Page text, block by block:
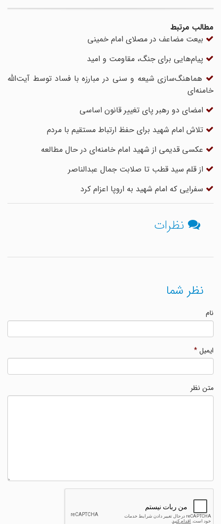
مطالب مرتبط
بیعت مضاعف در مصلای امام خمینی
پیام‌هایی برای جنگ، مقاومت و امید
هماهنگ‌سازی شیعه و سنی در مبارزه با فساد توسط آیت‌الله
خامنه‌ای
امضای دو رهبر پای تغییر قانون اساسی
تلاش امام شهید برای حفظ ارتباط مستقیم با مردم
عکسی قدیمی از شهید امام خامنه‌ای در حال مطالعه
از قلم سید قطب تا صلابت جمال عبدالناصر
سفرایی که امام شهید به اروپا اعزام کرد
نظرات
نظر شما
ایمیل*
متن نظر